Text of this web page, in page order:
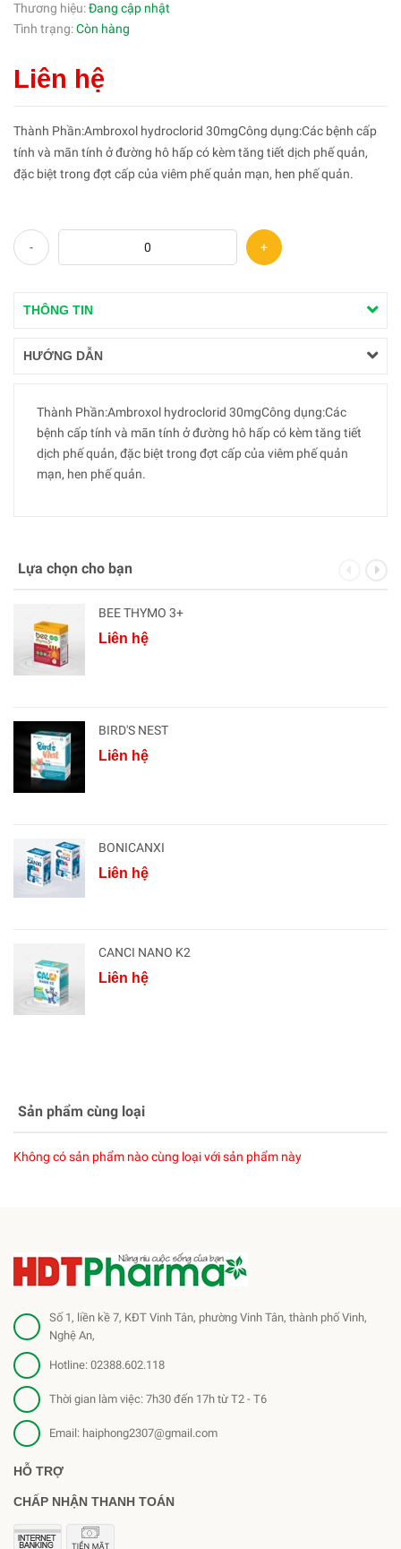
Thương hiệu:Đang cập nhật
Tình trạng:Còn hàng
Liên hệ
Thành Phần:Ambroxol hydroclorid 30mgCông dụng:Các bệnh cấp
tính và mãn tính ở đường hô hấp có kèm tăng tiết dịch phế quản,
đặc biệt trong đợt cấp của viêm phế quản mạn, hen phế quản.
- +
THÔNG TIN
HƯỚNG DẪN
Thành Phần:Ambroxol hydroclorid 30mgCông dụng:Các
bệnh cấp tính và mãn tính ở đường hô hấp có kèm tăng tiết
dịch phế quản, đặc biệt trong đợt cấp của viêm phế quản
mạn, hen phế quản.
Lựa chọn cho bạn
BEE THYMO 3+
Liên hệ
BIRD'S NEST
Liên hệ
BONICANXI
Liên hệ
CANCI NANO K2
Liên hệ
Sản phẩm cùng loại
Không có sản phẩm nào cùng loại với sản phẩm này
Số 1, liền kề 7, KĐT Vinh Tân, phường Vinh Tân, thành phố Vinh,
Nghệ An,
Hotline: 02388.602.118
Thời gian làm việc: 7h30 đến 17h từ T2 - T6
Email: haiphong2307@gmail.com
HỖ TRỢ
CHẤP NHẬN THANH TOÁN